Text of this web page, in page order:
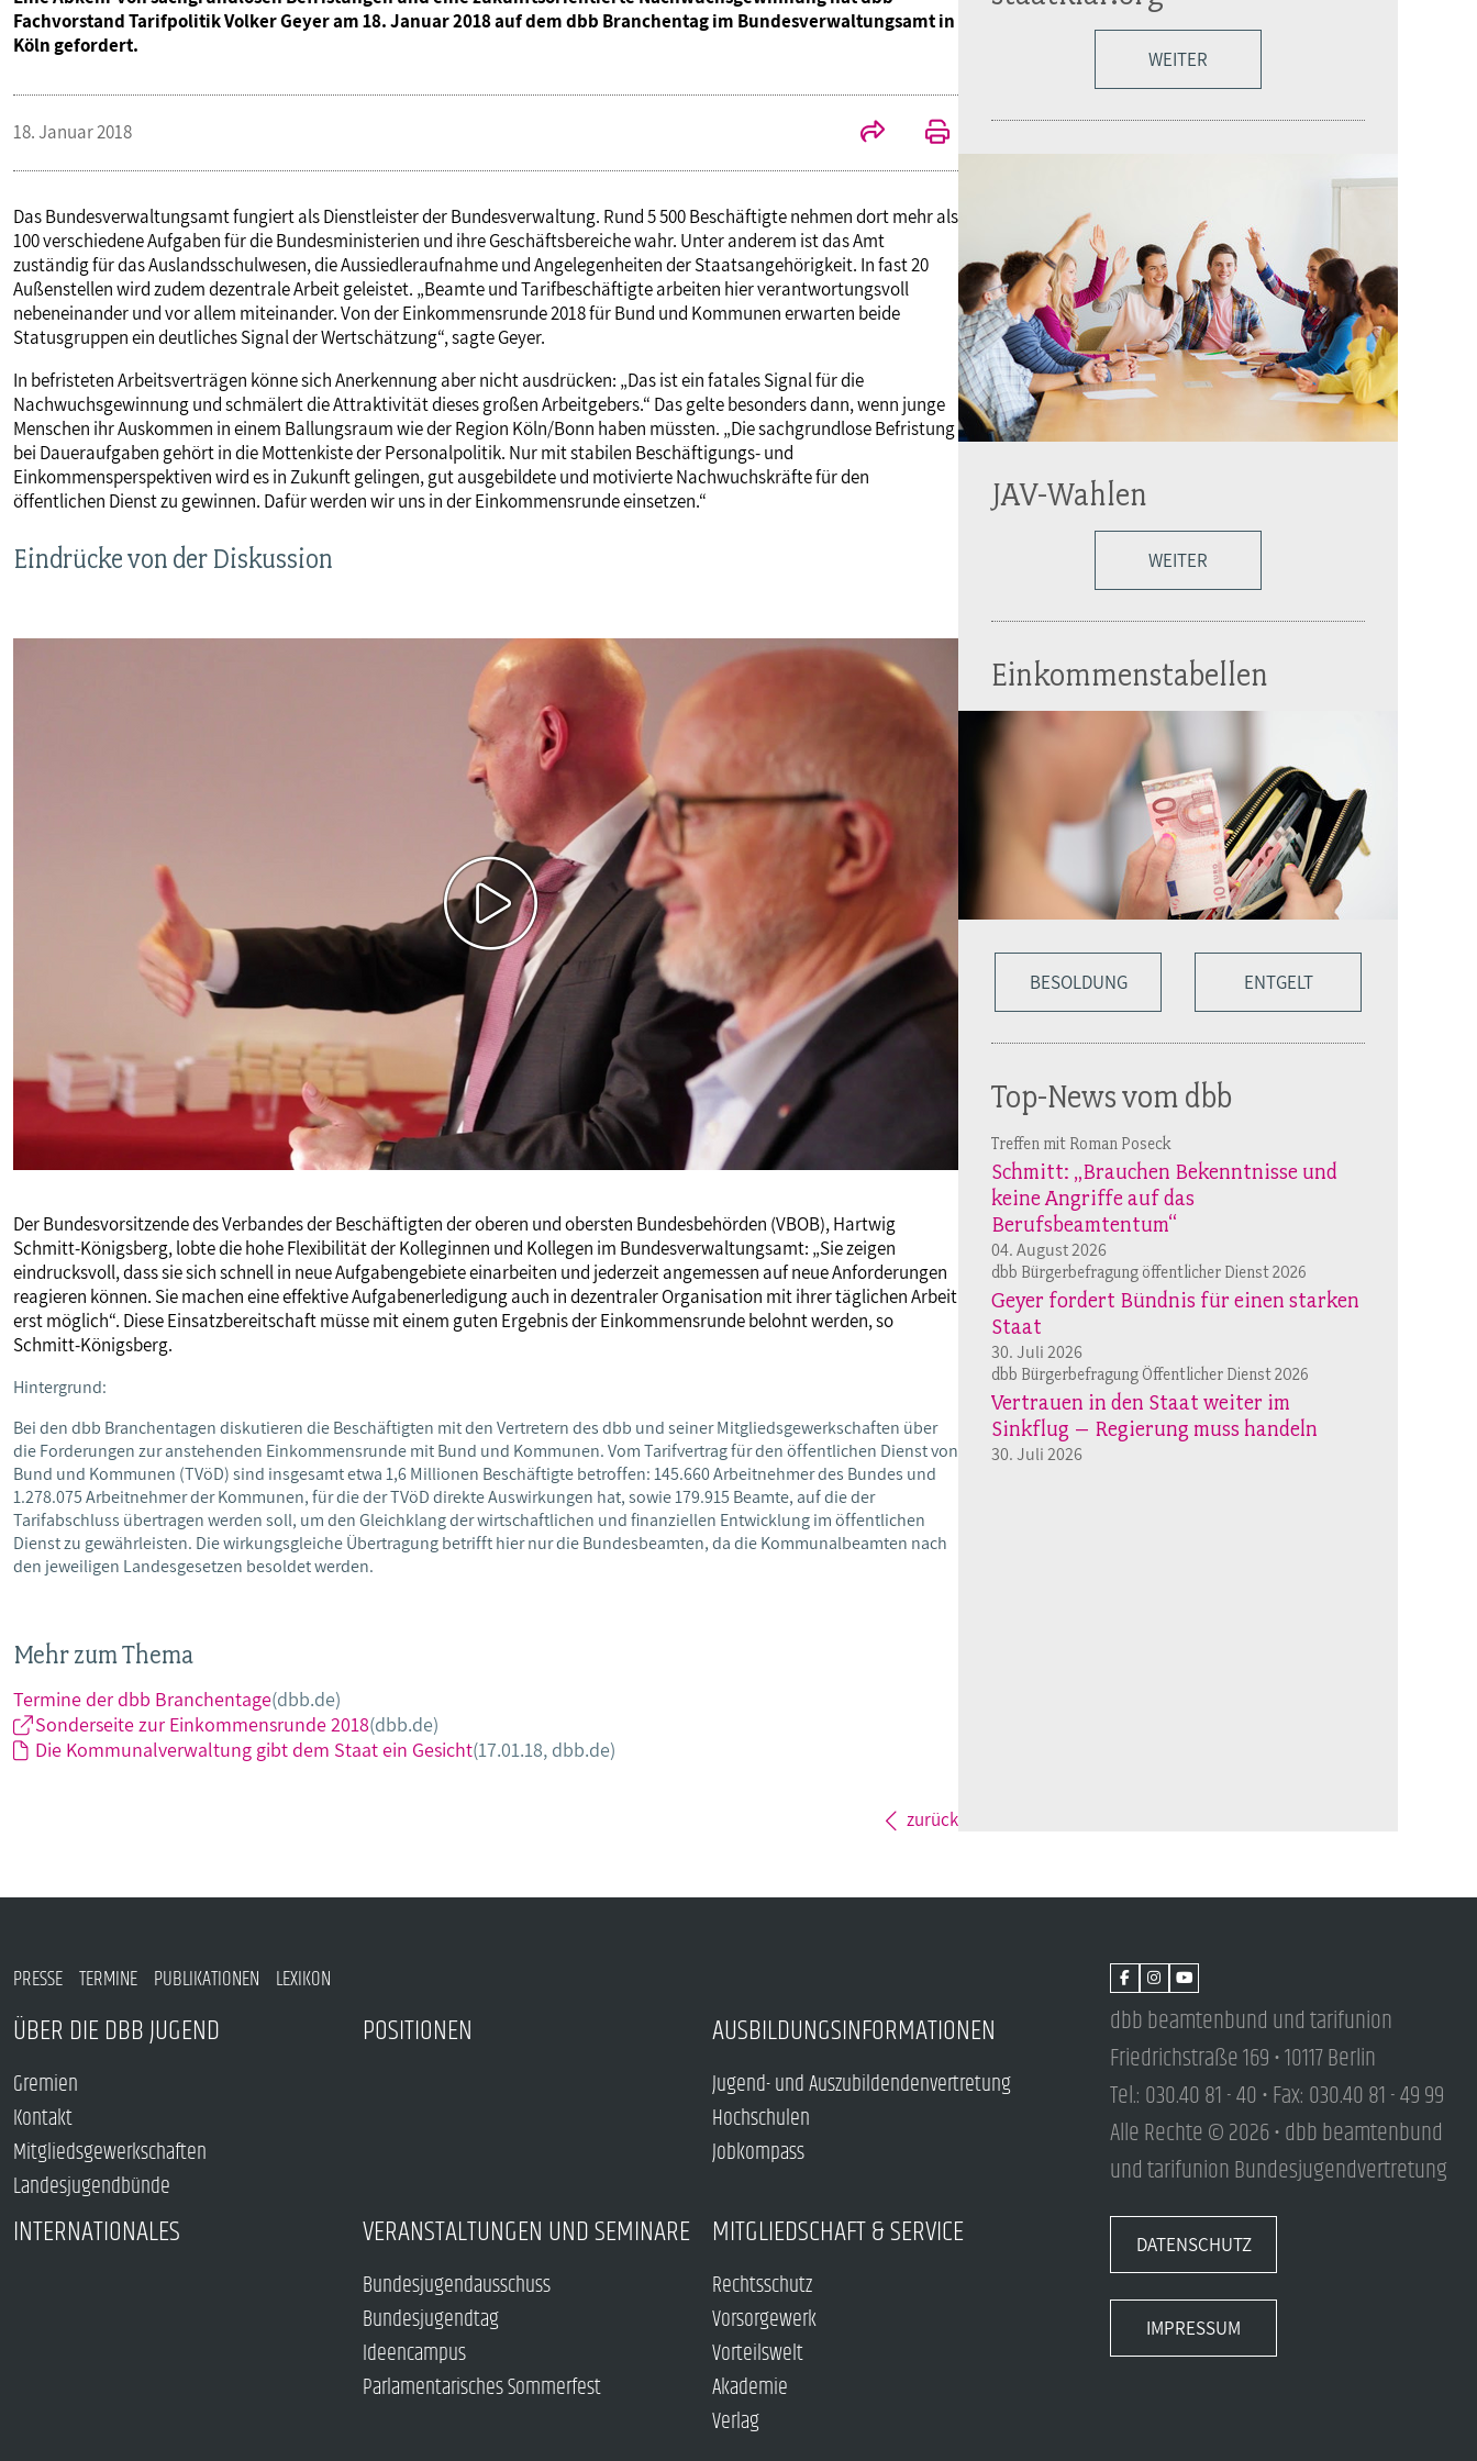
Fachvorstand Tarifpolitik Volker Geyer am 18. Januar 2018 auf dem dbb Branchentag im Bundesverwaltungsamt in
Köln gefordert.
18. Januar 2018
Das Bundesverwaltungsamt fungiert als Dienstleister der Bundesverwaltung. Rund 5 500 Beschäftigte nehmen dort mehr als
100 verschiedene Aufgaben für die Bundesministerien und ihre Geschäftsbereiche wahr. Unter anderem ist das Amt
zuständig für das Auslandsschulwesen, die Aussiedleraufnahme und Angelegenheiten der Staatsangehörigkeit. In fast 20
Außenstellen wird zudem dezentrale Arbeit geleistet. „Beamte und Tarifbeschäftigte arbeiten hier verantwortungsvoll
nebeneinander und vor allem miteinander. Von der Einkommensrunde 2018 für Bund und Kommunen erwarten beide
Statusgruppen ein deutliches Signal der Wertschätzung“, sagte Geyer.
In befristeten Arbeitsverträgen könne sich Anerkennung aber nicht ausdrücken: „Das ist ein fatales Signal für die
Nachwuchsgewinnung und schmälert die Attraktivität dieses großen Arbeitgebers.“ Das gelte besonders dann, wenn junge
Menschen ihr Auskommen in einem Ballungsraum wie der Region Köln/Bonn haben müssten. „Die sachgrundlose Befristung
bei Daueraufgaben gehört in die Mottenkiste der Personalpolitik. Nur mit stabilen Beschäftigungs- und
Einkommensperspektiven wird es in Zukunft gelingen, gut ausgebildete und motivierte Nachwuchskräfte für den
öffentlichen Dienst zu gewinnen. Dafür werden wir uns in der Einkommensrunde einsetzen.“
Eindrücke von der Diskussion
Der Bundesvorsitzende des Verbandes der Beschäftigten der oberen und obersten Bundesbehörden (VBOB), Hartwig
Schmitt-Königsberg, lobte die hohe Flexibilität der Kolleginnen und Kollegen im Bundesverwaltungsamt: „Sie zeigen
eindrucksvoll, dass sie sich schnell in neue Aufgabengebiete einarbeiten und jederzeit angemessen auf neue Anforderungen
reagieren können. Sie machen eine effektive Aufgabenerledigung auch in dezentraler Organisation mit ihrer täglichen Arbeit
erst möglich“. Diese Einsatzbereitschaft müsse mit einem guten Ergebnis der Einkommensrunde belohnt werden, so
Schmitt-Königsberg.
Hintergrund:
Bei den dbb Branchentagen diskutieren die Beschäftigten mit den Vertretern des dbb und seiner Mitgliedsgewerkschaften über
die Forderungen zur anstehenden Einkommensrunde mit Bund und Kommunen. Vom Tarifvertrag für den öffentlichen Dienst von
Bund und Kommunen (TVöD) sind insgesamt etwa 1,6 Millionen Beschäftigte betroffen: 145.660 Arbeitnehmer des Bundes und
1.278.075 Arbeitnehmer der Kommunen, für die der TVöD direkte Auswirkungen hat, sowie 179.915 Beamte, auf die der
Tarifabschluss übertragen werden soll, um den Gleichklang der wirtschaftlichen und finanziellen Entwicklung im öffentlichen
Dienst zu gewährleisten. Die wirkungsgleiche Übertragung betrifft hier nur die Bundesbeamten, da die Kommunalbeamten nach
den jeweiligen Landesgesetzen besoldet werden.
Mehr zum Thema
Termine der dbb Branchentage(dbb.de)
Sonderseite zur Einkommensrunde 2018(dbb.de)
Die Kommunalverwaltung gibt dem Staat ein Gesicht(17.01.18, dbb.de)
zurück
WEITER
JAV-Wahlen
WEITER
Einkommenstabellen
BESOLDUNG ENTGELT
Top-News vom dbb
Treffen mit Roman Poseck
Schmitt: „Brauchen Bekenntnisse und
keine Angriffe auf das
Berufsbeamtentum“
04. August 2026
dbb Bürgerbefragung öffentlicher Dienst 2026
Geyer fordert Bündnis für einen starken
Staat
30. Juli 2026
dbb Bürgerbefragung Öffentlicher Dienst 2026
Vertrauen in den Staat weiter im
Sinkflug – Regierung muss handeln
30. Juli 2026
PRESSE TERMINE PUBLIKATIONEN LEXIKON
ÜBER DIE DBB JUGEND
Gremien
Kontakt
Mitgliedsgewerkschaften
Landesjugendbünde
POSITIONEN AUSBILDUNGSINFORMATIONEN
Jugend- und Auszubildendenvertretung
Hochschulen
Jobkompass
INTERNATIONALES VERANSTALTUNGEN UND SEMINARE
Bundesjugendausschuss
Bundesjugendtag
Ideencampus
Parlamentarisches Sommerfest
MITGLIEDSCHAFT & SERVICE
Rechtsschutz
Vorsorgewerk
Vorteilswelt
Akademie
Verlag
dbb beamtenbund und tarifunion
Friedrichstraße 169 • 10117 Berlin
Tel.: 030.40 81 - 40 • Fax: 030.40 81 - 49 99
Alle Rechte © 2026 • dbb beamtenbund
und tarifunion Bundesjugendvertretung
DATENSCHUTZ
IMPRESSUM